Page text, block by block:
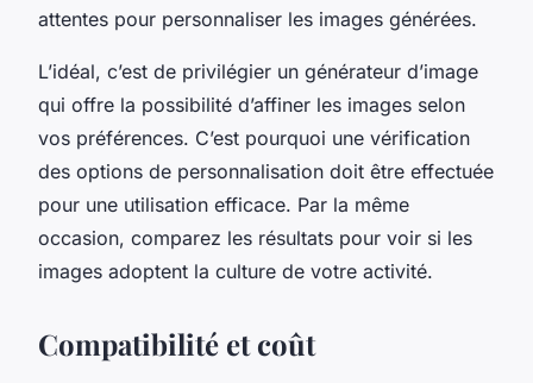
attentes pour personnaliser les images générées.
L’idéal, c’est de privilégier un générateur d’image
qui offre la possibilité d’affiner les images selon
vos préférences. C’est pourquoi une vérification
des options de personnalisation doit être effectuée
pour une utilisation efficace. Par la même
occasion, comparez les résultats pour voir si les
images adoptent la culture de votre activité.
Compatibilité et coût